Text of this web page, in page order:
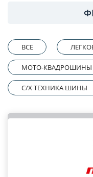
ВСЕ
МОТО-КВАДРОШИНЫ
C/X ТЕХНИКА ШИНЫ